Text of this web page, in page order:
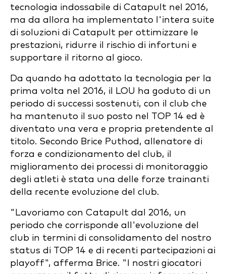
tecnologia indossabile di Catapult nel 2016,
ma da allora ha implementato l'intera suite
di soluzioni di Catapult per ottimizzare le
prestazioni, ridurre il rischio di infortuni e
supportare il ritorno al gioco.
Da quando ha adottato la tecnologia per la
prima volta nel 2016, il LOU ha goduto di un
periodo di successi sostenuti, con il club che
ha mantenuto il suo posto nel TOP 14 ed è
diventato una vera e propria pretendente al
titolo. Secondo Brice Puthod, allenatore di
forza e condizionamento del club, il
miglioramento dei processi di monitoraggio
degli atleti è stata una delle forze trainanti
della recente evoluzione del club.
"Lavoriamo con Catapult dal 2016, un
periodo che corrisponde all'evoluzione del
club in termini di consolidamento del nostro
status di TOP 14 e di recenti partecipazioni ai
playoff", afferma Brice. "I nostri giocatori